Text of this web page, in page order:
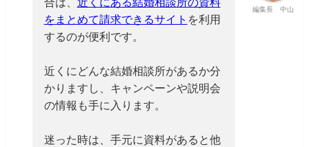
編集長 中山
をまとめて請求できるサイト を利用
するのが便利です。
近くにどんな結婚相談所があるか分
かりますし、キャンペーンや説明会
の情報も手に入ります。
迷った時は、手元に資料があると他